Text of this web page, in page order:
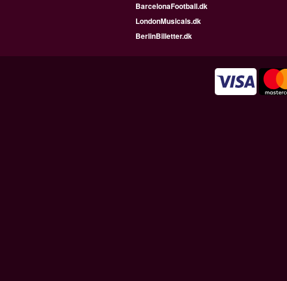
BarcelonaFootball.dk
LondonMusicals.dk
BerlinBilletter.dk